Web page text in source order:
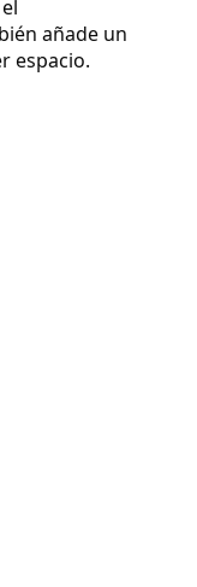
añade un
espacio.